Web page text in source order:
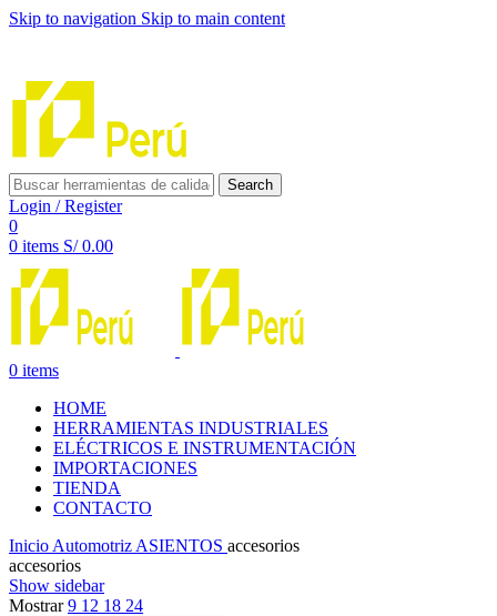
Skip to navigation Skip to main content
Search
Login / Register
0
0 items S/0.00
0 items
HOME
HERRAMIENTAS INDUSTRIALES
ELÉCTRICOS E INSTRUMENTACIÓN
IMPORTACIONES
TIENDA
CONTACTO
Inicio Automotriz ASIENTOS accesorios
accesorios
Show sidebar
Mostrar9 12 18 24